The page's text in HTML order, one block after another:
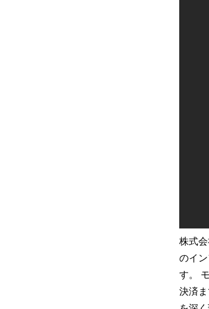
株式
のイ
す。
決済